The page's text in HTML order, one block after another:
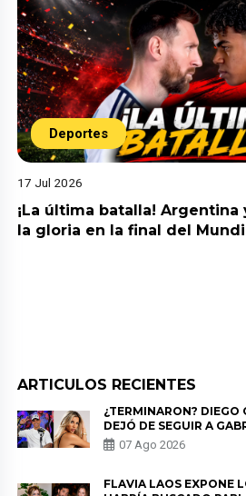
Deportes
17 Jul 2026
¡La última batalla! Argentina
la gloria en la final del
ARTICULOS RECIENTES
¿TERMINARON? DIEGO
DEJÓ DE SEGUIR A
HERRERA Y ANUNCIA SU
DE PÓDCAST
07 Ago 2026
FLAVIA LAOS EXPONE